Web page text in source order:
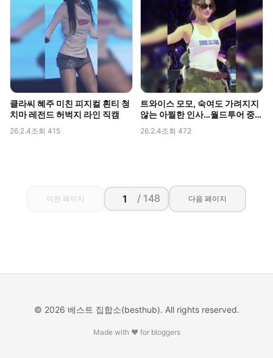
클라씨 혜주 미친 피지컬 흰티 청
치마 레전드 허벅지 라인 직캠
26.2.4조회 415
트와이스 모모, 숙여도 가려지지
않는 아찔한 인사…월드투어 중
26.2.4조회 472
이전 페이지 / 148 다음 페이지
© 2026 베스트 집합소(besthub). All rights reserved.
Made with ❤️ for bloggers